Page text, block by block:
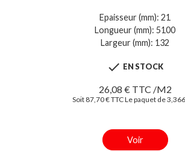
Epaisseur (mm): 21
Longueur (mm): 5100
Largeur (mm): 132
 EN STOCK
26,08 € TTC /M2
Soit 87,70 € TTC Le paquet de
Voir